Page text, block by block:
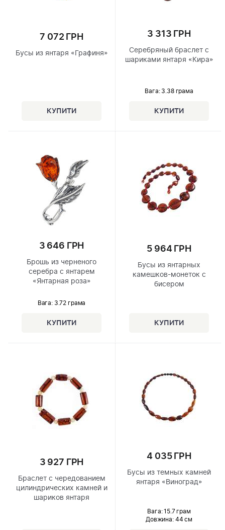
7 072 ГРН
Бусы из янтаря «Графиня»
3 313 ГРН
Серебряный браслет с
шариками янтаря «Кира»
Вага: 3.38 грама
3 646 ГРН
Брошь из черненого
серебра с янтарем
«Янтарная роза»
Вага: 3.72 грама
5 964 ГРН
Бусы из янтарных
камешков-монеток с
бисером
3 927 ГРН
Браслет с чередованием
цилиндрических камней и
шариков янтаря
4 035 ГРН
Бусы из темных камней
янтаря «Виноград»
Вага: 15.7 грам
Довжина:44 см